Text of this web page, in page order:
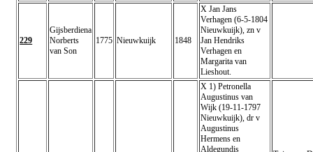
229
Gijsberdiena
Norberts
van Son
1775 Nieuwkuijk 1848
X Jan Jans
Verhagen (6-5-1804
Nieuwkuijk), zn v
Jan Hendriks
Verhagen en
Margarita van
Lieshout.
X 1) Petronella
Augustinus van
Wijk (19-11-1797
Nieuwkuijk), dr v
Augustinus
Hermens en
Aldegundis